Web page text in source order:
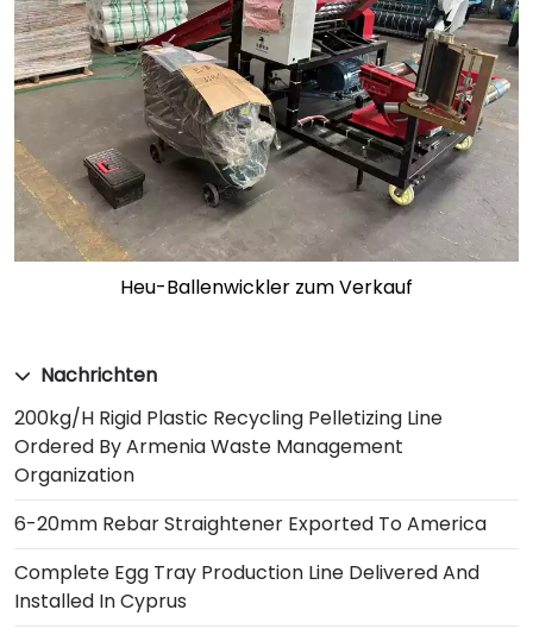
Heu-Ballenwickler zum Verkauf
Nachrichten
200kg/h Rigid Plastic Recycling Pelletizing Line
Ordered By Armenia Waste Management
Organization
6-20mm Rebar Straightener Exported To America
Complete Egg Tray Production Line Delivered And
Installed In Cyprus